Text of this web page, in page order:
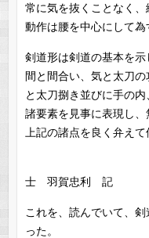
常に気を抜くことなく
動作は腰を中心にして為
剣道形は剣道の基本を示
間と間合い、気と太刀
と太刀捌き並びに手の
諸要素を見事に表現し、
上記の諸点を良く弁え
剣道
士 羽賀忠利 記
これを、読んでいて、
った。